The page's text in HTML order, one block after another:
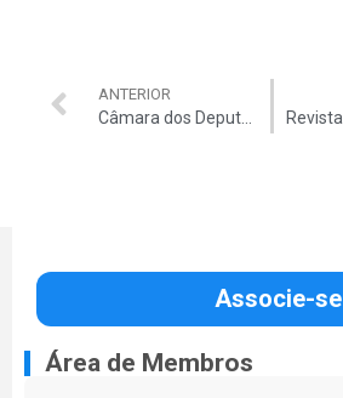
ANTERIOR
Associe-se
Área de Membros